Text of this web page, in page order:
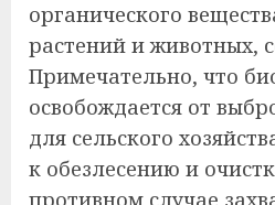
органического
растений и животных,
Примечательно, что
освобождается от
для сельского
к обезлесению и
противном случае